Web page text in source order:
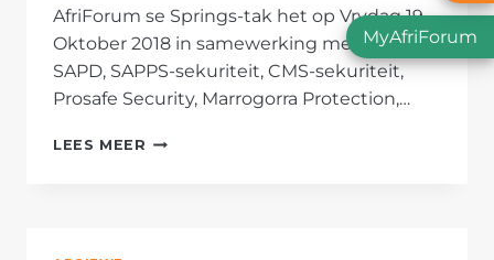
AfriForum se Springs-tak het op Vrydag 19
Oktober 2018 in samewerking met die
SAPD, SAPPS-sekuriteit, CMS-sekuriteit,
Prosafe Security, Marrogorra Protection,…
LEES MEER SPRINGS-
MyAfriForum